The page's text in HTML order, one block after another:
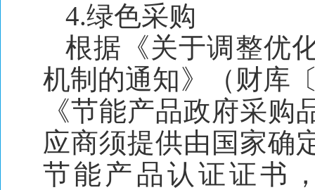
4.绿色采购
根据《关于调整优
机制的通知》（财库
《节能产品政府采
应商须提供由国家确
节能产品认证证书